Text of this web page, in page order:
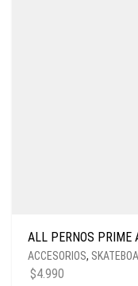
ALL PERNOS PRIME
ACCESORIOS,
$4.990